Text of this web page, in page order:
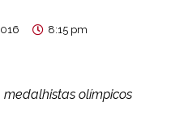
8:15 pm
medalhistas olímpicos